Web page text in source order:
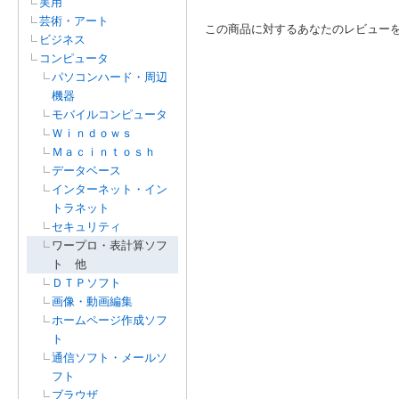
芸術・アート
ビジネス
コンピュータ
パソコンハード・周辺
機器
モバイルコンピュータ
Ｗｉｎｄｏｗｓ
Ｍａｃｉｎｔｏｓｈ
データベース
インターネット・イン
トラネット
セキュリティ
ワープロ・表計算ソフ
ト 他
ＤＴＰソフト
画像・動画編集
ホームページ作成ソフ
ト
通信ソフト・メールソ
フト
ブラウザ
この商品に対するあなたのレビュー